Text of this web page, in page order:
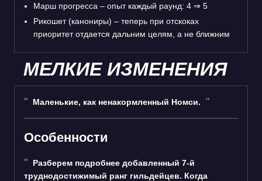
Марш прогресса – опыт каждый раунд: 4 ⇒ 5
Рикошет (канониры) – теперь при отскоках
приоритет отдается дальним целям, а не ближним
МЕЛКИЕ ИЗМЕНЕНИЯ
Маленькие, как ненакормленный Номси.
Особенности
Разберем подробнее добавленный 7-й
труднодостижимый ранг гильдейцев. Когда